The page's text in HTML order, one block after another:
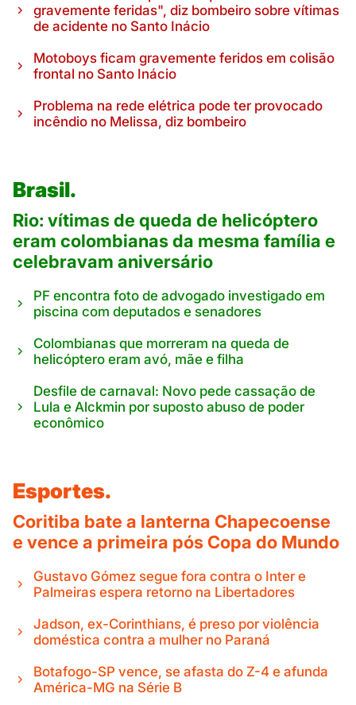
gravemente feridas", diz bombeiro sobre vítimas
de acidente no Santo Inácio
Motoboys ficam gravemente feridos em colisão
frontal no Santo Inácio
Problema na rede elétrica pode ter provocado
incêndio no Melissa, diz bombeiro
Brasil.
Rio: vítimas de queda de helicóptero
eram colombianas da mesma família e
celebravam aniversário
PF encontra foto de advogado investigado em
piscina com deputados e senadores
Colombianas que morreram na queda de
helicóptero eram avó, mãe e filha
Desfile de carnaval: Novo pede cassação de
Lula e Alckmin por suposto abuso de poder
econômico
Esportes.
Coritiba bate a lanterna Chapecoense
e vence a primeira pós Copa do Mundo
Gustavo Gómez segue fora contra o Inter e
Palmeiras espera retorno na Libertadores
Jadson, ex-Corinthians, é preso por violência
doméstica contra a mulher no Paraná
Botafogo-SP vence, se afasta do Z-4 e afunda
América-MG na Série B